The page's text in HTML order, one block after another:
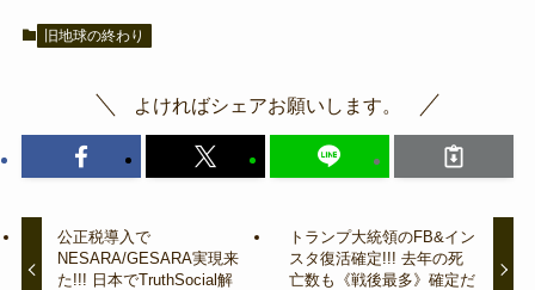
旧地球の終わり
よければシェアお願いします。
公正税導入で
NESARA/GESARA実現来
た!!! 日本でTruthSocial解
トランプ大統領のFB&イン
スタ復活確定!!! 去年の死
亡数も《戦後最多》確定だ